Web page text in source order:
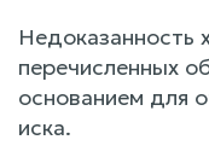
Недоказанность
перечисленных
основанием для
иска.